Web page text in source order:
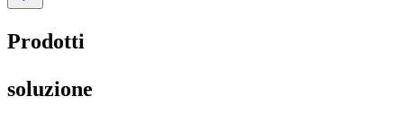
Prodotti​​
soluzione​​